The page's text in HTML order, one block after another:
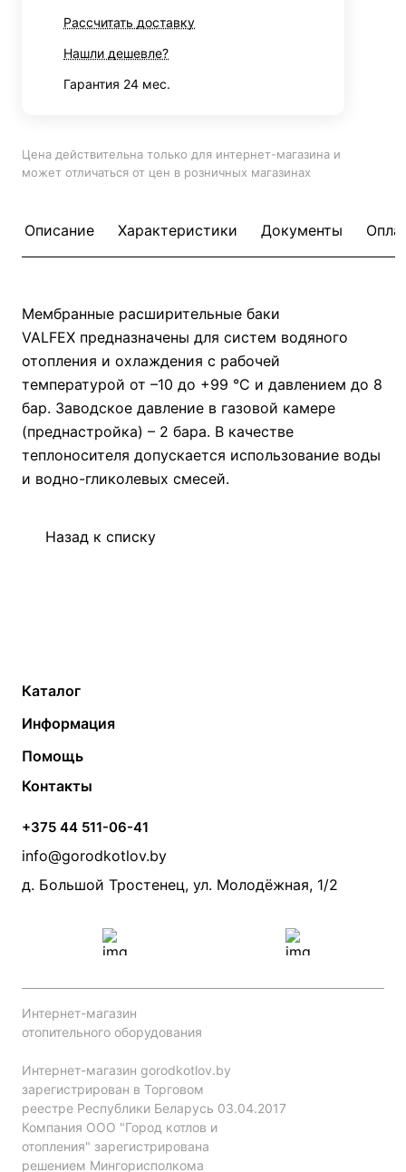
Рассчитать доставку
Нашли дешевле?
Гарантия 24 мес.
Цена действительна только для интернет-магазина и
может отличаться от цен в розничных магазинах
Описание Характеристики Документы
Мембранные расширительные баки
VALFEX предназначены для систем водяного
отопления и охлаждения с рабочей
температурой от –10 до +99 °С и давлением до 8
бар. Заводское давление в газовой камере
(преднастройка) – 2 бара. В качестве
теплоносителя допускается использование воды
и водно-гликолевых смесей.
Назад к списку
Каталог
Твердотопливные котлы
Электрические котлы
Банные печи
Камины и печи
Теплый пол
Радиаторы
Насосы
Дымоходы
Информация
Контакты
Статьи
Акции
Производители
Помощь
Монтаж систем отопления
Прайс по монтажу систем отопления
Проект систем отопления
Контакты
+375 44 511-06-41
info@gorodkotlov.by
д. Большой Тростенец, ул. Молодёжная, 1/2
Интернет-магазин
отопительного оборудования
Интернет-магазин gorodkotlov.by
зарегистрирован в Торговом
реестре Республики Беларусь 03.04.2017
Компания ООО "Город котлов и
отопления" зарегистрирована
решением Мингорисполкома